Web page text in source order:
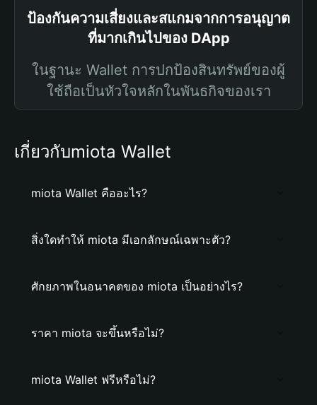
ป้องกันความเสี่ยงและสแกมจากการอนุญาต
ที่มากเกินไปของ DApp
ในฐานะ Wallet การปกป้องสินทรัพย์ของผู้
ใช้ถือเป็นหัวใจหลักในพันธกิจของเรา
เกี่ยวกับmiota Wallet
miota Wallet คืออะไร?
สิ่งใดทำให้ miota มีเอกลักษณ์เฉพาะตัว?
ศักยภาพในอนาคตของ miota เป็นอย่างไร?
ราคา miota จะขึ้นหรือไม่?
miota Wallet ฟรีหรือไม่?